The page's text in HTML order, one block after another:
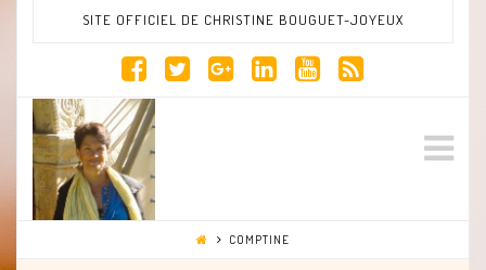
SITE OFFICIEL DE CHRISTINE BOUGUET-JOYEUX
Site
Officiel
COMPTINE